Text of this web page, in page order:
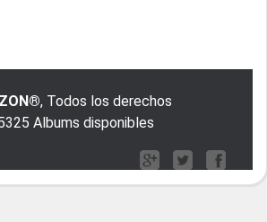
, Todos los derechos
Albums disponibles